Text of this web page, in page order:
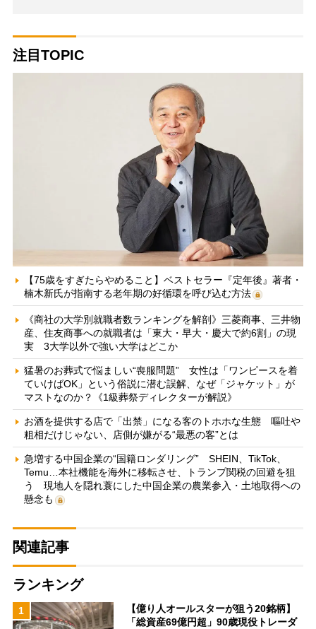
注目TOPIC
【75歳をすぎたらやめること】ベストセラー『定年後』著者・
楠木新氏が指南する老年期の好循環を呼び込む方法
《商社の大学別就職者数ランキングを解剖》三菱商事、三井物
産、住友商事への就職者は「東大・早大・慶大で約6割」の現
実 3大学以外で強い大学はどこか
猛暑のお葬式で悩ましい“喪服問題” 女性は「ワンピースを着
ていけばOK」という俗説に潜む誤解、なぜ「ジャケット」が
マストなのか？《1級葬祭ディレクターが解説》
お酒を提供する店で「出禁」になる客のトホホな生態 嘔吐や
粗相だけじゃない、店側が嫌がる“最悪の客”とは
急増する中国企業の“国籍ロンダリング” SHEIN、TikTok、
Temu…本社機能を海外に移転させ、トランプ関税の回避を狙
う 現地人を隠れ蓑にした中国企業の農業参入・土地取得への
懸念も
関連記事
ランキング
1
【億り人オールスターが狙う20銘柄】
「総資産69億円超」90歳現役トレーダ